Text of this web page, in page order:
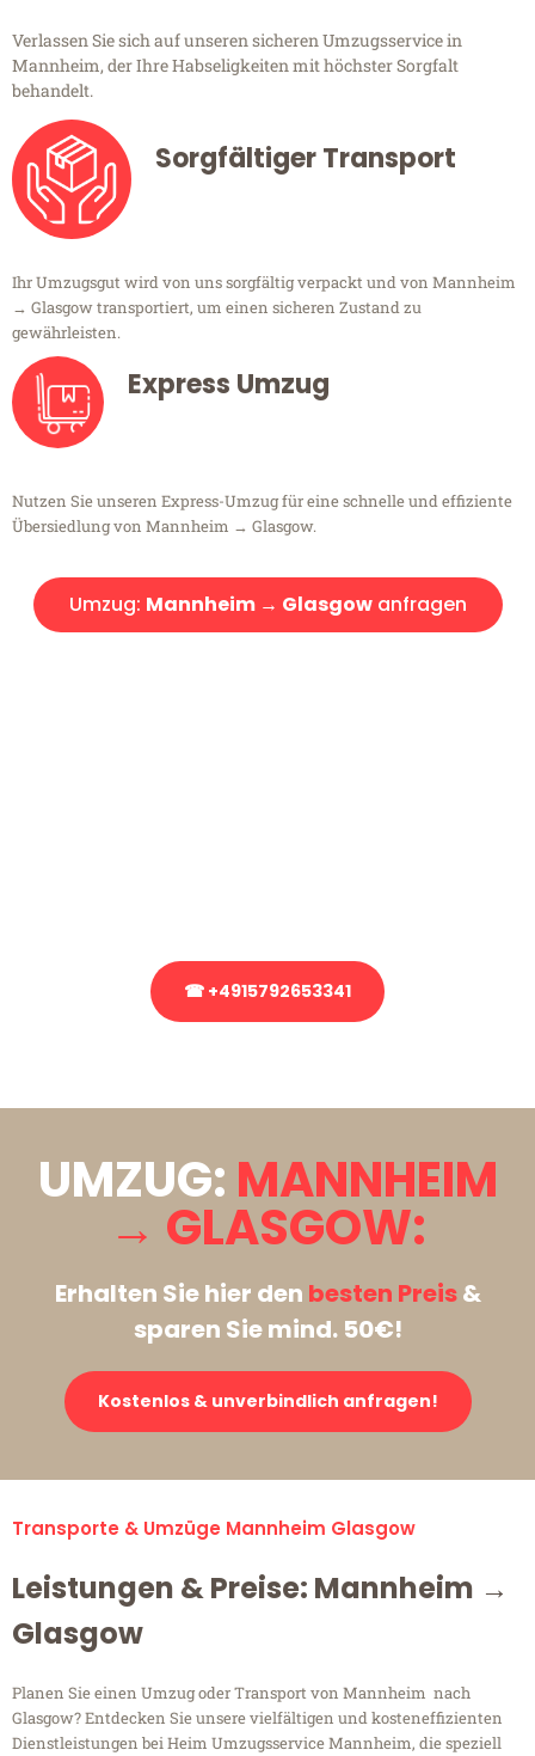
Verlassen Sie sich auf unseren sicheren Umzugsservice in
Mannheim, der Ihre Habseligkeiten mit höchster Sorgfalt
behandelt.
Sorgfältiger Transport
Ihr Umzugsgut wird von uns sorgfältig verpackt und von Mannheim
→ Glasgow transportiert, um einen sicheren Zustand zu
gewährleisten.
Express Umzug
Nutzen Sie unseren Express-Umzug für eine schnelle und effiziente
Übersiedlung von Mannheim → Glasgow.
Umzug: Mannheim → Glasgowanfragen
☎ +4915792653341
UMZUG: MANNHEIM
→ GLASGOW:
Erhalten Sie hier den besten Preis&
sparen Sie mind. 50€!
Kostenlos & unverbindlich anfragen!
Transporte & Umzüge Mannheim Glasgow
Leistungen & Preise: Mannheim →
Glasgow
Planen Sie einen Umzug oder Transport von Mannheim nach
Glasgow? Entdecken Sie unsere vielfältigen und kosteneffizienten
Dienstleistungen bei Heim Umzugsservice Mannheim, die speziell